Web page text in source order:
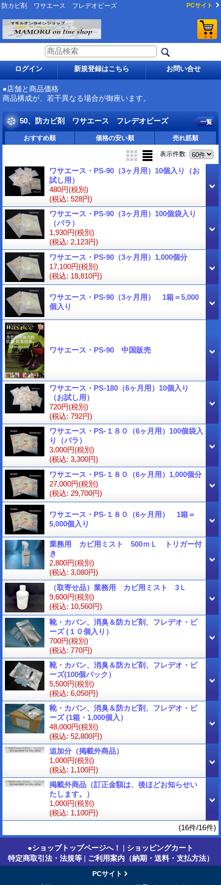
防カビ剤 ワサエース フレデオビーズ PCサイト
ログイン 新規登録はこちら お問い合せ
●店舗と商品価格
商品構成が、若干異なる場合が御座います。
50、防カビ剤 ワサエース フレデオビーズ 一覧
おすすめ順 価格の安い順 売れ筋順
表示件数:
ワサエース・PS-90（3ヶ月用）10個入り（お
試し用）
480円(税別)
(税込: 528円)
ワサエース・PS-90（3ヶ月用）100個袋入り
（バラ）
1,930円(税別)
(税込: 2,123円)
ワサエース・PS-90（3ヶ月用）1,000個分
17,100円(税別)
(税込: 18,810円)
ワサエース・PS-90（3ヶ月用） 1箱＝5,000
個入り
ワサエース・PS-90 中国販売
ワサエース・PS-180（6ヶ月用）10個入り
（お試し用）
720円(税別)
(税込: 792円)
ワサエース・PS-１８０（6ヶ月用）100個袋入
り（バラ）
3,000円(税別)
(税込: 3,300円)
ワサエース・PS-１８０（6ヶ月用）1,000個分
27,000円(税別)
(税込: 29,700円)
ワサエース・PS-１８０（6ヶ月用） 1箱＝
5,000個入り
業務用 カビ用ミスト 500ｍＬ トリガー付
き
2,800円(税別)
(税込: 3,080円)
（取寄せ品）業務用 カビ用ミスト 3Ｌ
9,600円(税別)
(税込: 10,560円)
靴・カバン、消臭＆防カビ剤、フレデオ・ビ
ーズ (１０個入り）
700円(税別)
(税込: 770円)
靴・カバン、消臭＆防カビ剤、フレデオ・ビ
ーズ(100個パック）
5,500円(税別)
(税込: 6,050円)
靴・カバン、消臭＆防カビ剤、フレデオ・ビ
ーズ (1箱・1,000個入）
48,000円(税別)
(税込: 52,800円)
追加分（掲載外商品）
1,000円(税別)
(税込: 1,100円)
掲載外商品（訂正金額は、後ほどお知らせい
たします。）
1,000円(税別)
(税込: 1,100円)
(16件/16件)
●ショップトップページへ！ | ショッピングカート
特定商取引法・法規等 | ご利用案内（納期・送料・支払方法）
PCサイト